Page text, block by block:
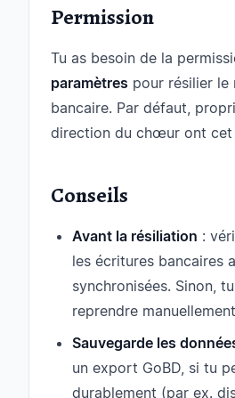
Permission
Tu as besoin de la
paramètres pour résilier le
bancaire. Par défaut,
direction du chœur ont cet
Conseils
Avant la résiliation :
les écritures bancaires
synchronisées. Sinon,
reprendre
Sauvegarde les
un export GoBD, si tu
durablement (par ex.